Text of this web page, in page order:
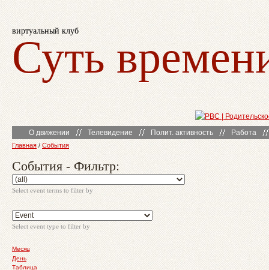
виртуальный клуб
Суть
О движении Телевидение Полит. активность Работа
Главная / События
События - Фильтр:
Select event terms to filter by
Select event type to filter by
Месяц
День
Таблица